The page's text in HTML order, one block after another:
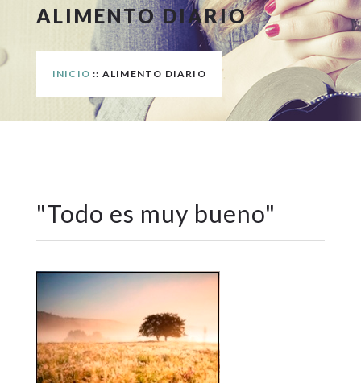
ALIMENTO DIARIO
INICIO :: ALIMENTO DIARIO
"Todo es muy bueno"